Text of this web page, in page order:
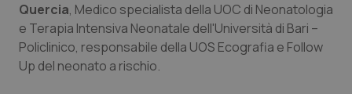
Lazio
Liguria
Diabete & glucometri
Disturbi dell’umore
Quercia, Medico specialista della UOC di Neonatologia
e Terapia Intensiva Neonatale dell'Università di Bari –
Policlinico, responsabile della UOS Ecografia e Follow
Up del neonato a rischio.